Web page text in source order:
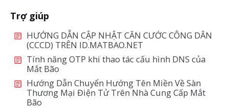
Trợ giúp
HƯỚNG DẪN CẬP NHẬT CĂN CƯỚC CÔNG DÂN
(CCCD) TRÊN ID.MATBAO.NET
Tính năng OTP khi thao tác cấu hình DNS của
Mắt Bão
Hướng Dẫn Chuyển Hướng Tên Miền Về Sàn
Thương Mại Điện Tử Trên Nhà Cung Cấp Mắt
Bão